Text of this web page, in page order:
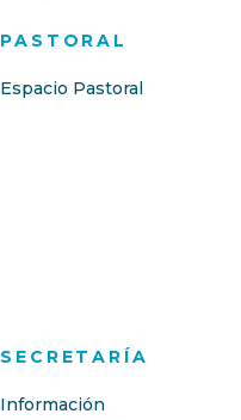
PASTORAL
Espacio Pastoral
SECRETARÍA
Información